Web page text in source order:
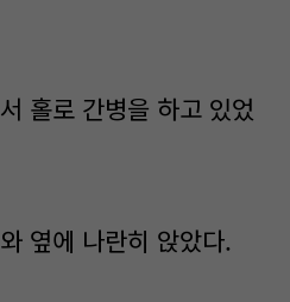
홀로 간병을 하고 있었
옆에 나란히 앉았다.